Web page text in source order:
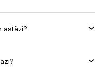
astăzi?